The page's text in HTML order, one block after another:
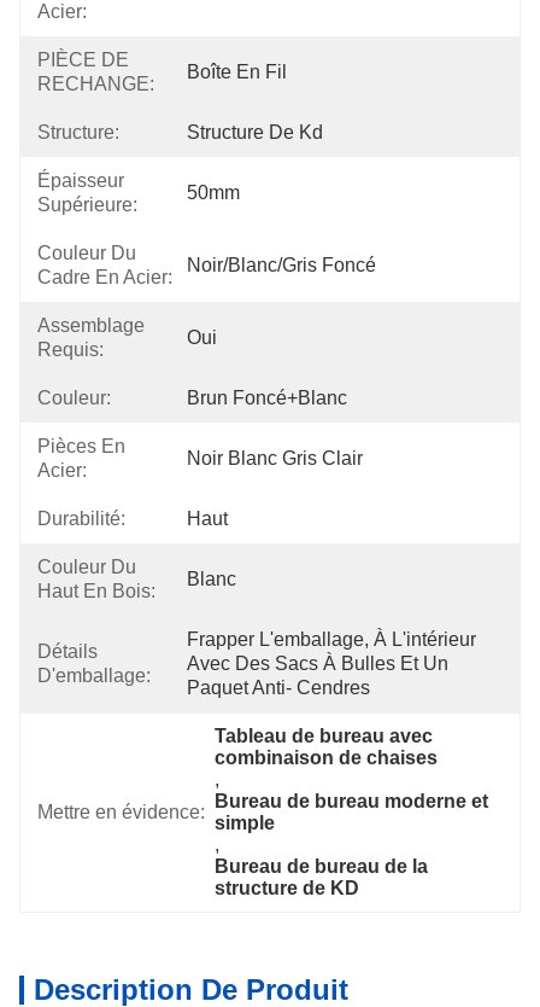
Acier:
PIÈCE DE
RECHANGE:
Boîte En Fil
Structure: Structure De Kd
Épaisseur
Supérieure:
50mm
Couleur Du
Cadre En Acier:
Noir/blanc/gris Foncé
Assemblage
Requis:
Oui
Couleur: Brun Foncé+blanc
Pièces En
Acier:
Noir Blanc Gris Clair
Durabilité: Haut
Couleur Du
Haut En Bois:
Blanc
Détails
D'emballage:
Frapper L'emballage, À L'intérieur
Avec Des Sacs À Bulles Et Un
Paquet Anti- Cendres
Mettre en évidence:
Tableau de bureau avec
combinaison de chaises
,
Bureau de bureau moderne et
simple
,
Bureau de bureau de la
structure de KD
Description De Produit